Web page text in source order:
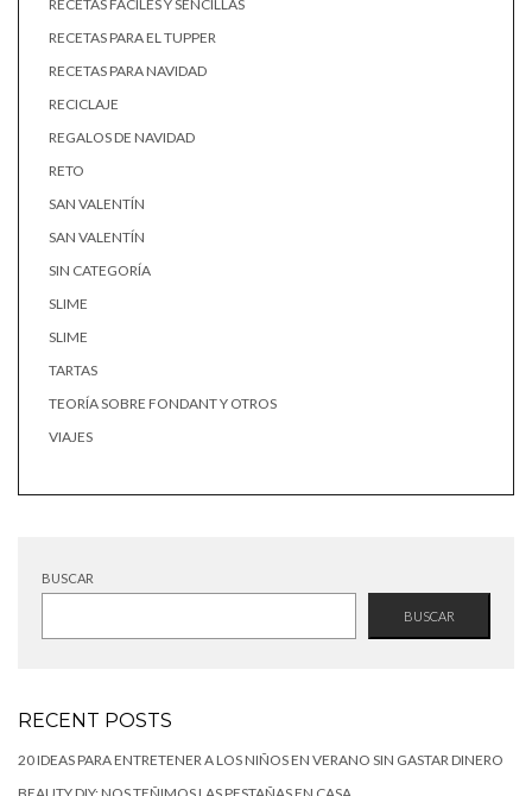
RECETAS FÁCILES Y SENCILLAS
RECETAS PARA EL TUPPER
RECETAS PARA NAVIDAD
RECICLAJE
REGALOS DE NAVIDAD
RETO
SAN VALENTÍN
SAN VALENTÍN
SIN CATEGORÍA
SLIME
SLIME
TARTAS
TEORÍA SOBRE FONDANT Y OTROS
VIAJES
BUSCAR
BUSCAR
RECENT POSTS
20 IDEAS PARA ENTRETENER A LOS NIÑOS EN VERANO SIN GASTAR DINERO